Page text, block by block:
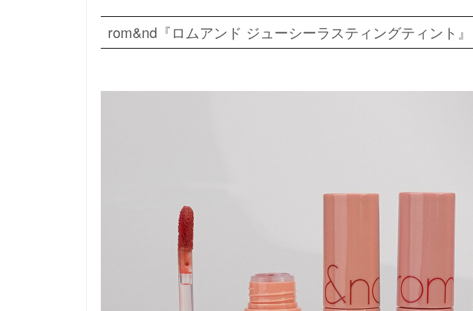
rom&nd『ロムアンド ジューシーラスティングティント』